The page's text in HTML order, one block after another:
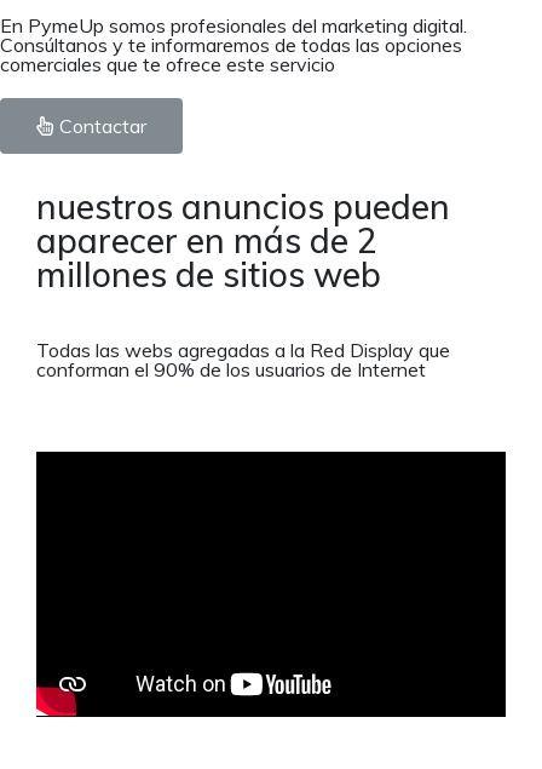
En PymeUp somos profesionales del marketing digital.
Consúltanos y te informaremos de todas las opciones
comerciales que te ofrece este servicio
Contactar
nuestros anuncios pueden
aparecer en más de 2
millones de sitios web
Todas las webs agregadas a la Red Display que
conforman el 90% de los usuarios de Internet